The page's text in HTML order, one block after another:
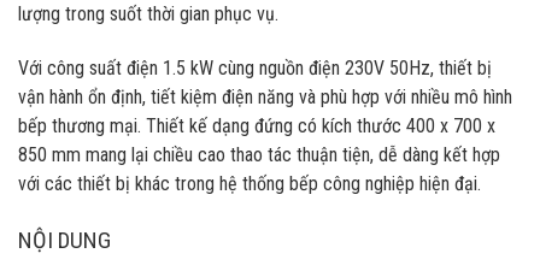
lượng trong suốt thời gian phục vụ.
Với công suất điện 1.5 kW cùng nguồn điện 230V 50Hz, thiết bị
vận hành ổn định, tiết kiệm điện năng và phù hợp với nhiều mô hình
bếp thương mại. Thiết kế dạng đứng có kích thước 400 x 700 x
850 mm mang lại chiều cao thao tác thuận tiện, dễ dàng kết hợp
với các thiết bị khác trong hệ thống bếp công nghiệp hiện đại.
NỘI DUNG